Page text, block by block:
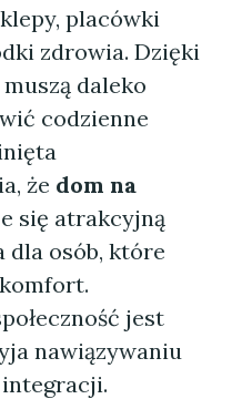
placówki
zdrowia. Dzięki
daleko
codzienne
że dom na
się atrakcyjną
dla osób, które
jest
nawiązywaniu